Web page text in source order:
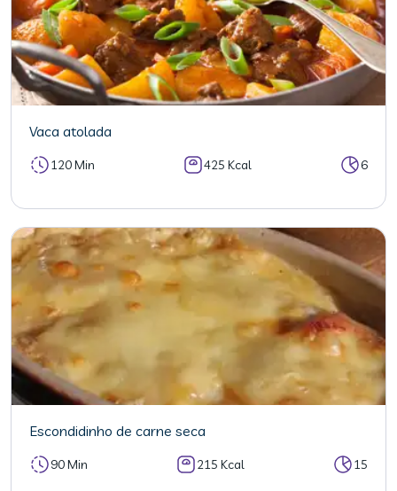
Vaca atolada
120 Min 425 Kcal 6
Escondidinho de carne seca
90 Min 215 Kcal 15